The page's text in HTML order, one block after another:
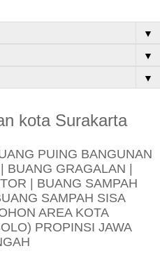
▼
▼
▼
kota Surakarta
PUING BANGUNAN
BUANG GRAGALAN |
| BUANG SAMPAH
SAMPAH SISA
AREA KOTA
PROPINSI JAWA